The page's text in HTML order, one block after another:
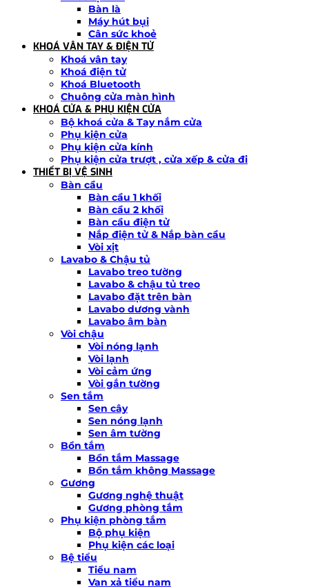
Bàn là
Máy hút bụi
Cân sức khoẻ
KHOÁ VÂN TAY & ĐIỆN TỬ
Khoá vân tay
Khoá điện tử
Khoá Bluetooth
Chuông cửa màn hình
KHOÁ CỬA & PHỤ KIỆN CỬA
Bộ khoá cửa & Tay nắm cửa
Phụ kiện cửa
Phụ kiện cửa kính
Phụ kiện cửa trượt , cửa xếp & cửa đi
THIẾT BỊ VỆ SINH
Bàn cầu
Bàn cầu 1 khối
Bàn cầu 2 khối
Bàn cầu điện tử
Nắp điện tử & Nắp bàn cầu
Vòi xịt
Lavabo & Chậu tủ
Lavabo treo tường
Lavabo & chậu tủ treo
Lavabo đặt trên bàn
Lavabo dương vành
Lavabo âm bàn
Vòi chậu
Vòi nóng lạnh
Vòi lạnh
Vòi cảm ứng
Vòi gắn tường
Sen tắm
Sen cây
Sen nóng lạnh
Sen âm tường
Bồn tắm
Bồn tắm Massage
Bồn tắm không Massage
Gương
Gương nghệ thuật
Gương phòng tắm
Phụ kiện phòng tắm
Bộ phụ kiện
Phụ kiện các loại
Bệ tiểu
Tiểu nam
Van xả tiểu nam